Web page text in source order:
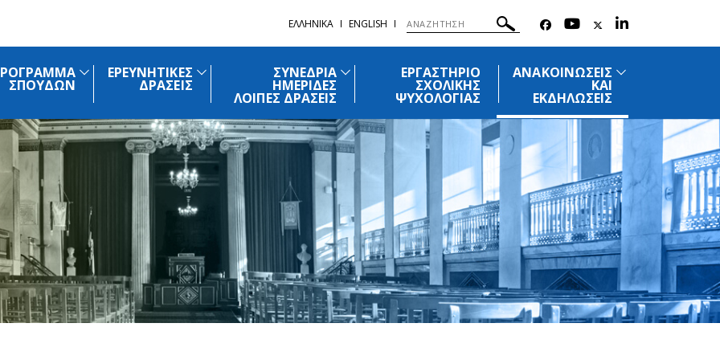
ΕΛΛΗΝΙΚΑ ENGLISH
ΣΠΟΥΔΩΝ
ΕΡΕΥΝΗΤΙΚΕΣ
ΔΡΑΣΕΙΣ
ΣΥΝΕΔΡΙΑ
ΗΜΕΡΙΔΕΣ
ΛΟΙΠΕΣ ΔΡΑΣΕΙΣ
ΕΡΓΑΣΤΗΡΙΟ
ΣΧΟΛΙΚΗΣ
ΨΥΧΟΛΟΓΙΑΣ
ΑΝΑΚΟΙΝΩΣΕΙΣ
ΚΑΙ
ΕΚΔΗΛΩΣΕΙΣ